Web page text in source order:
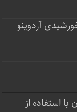
آردوینو
استفاده از